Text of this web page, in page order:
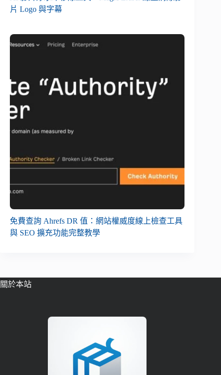
片 Logo 與字幕
免費查詢 Ahrefs DR 值：網站權威度線上檢查工具
與 SEO 擴充功能完整教學
關於本站